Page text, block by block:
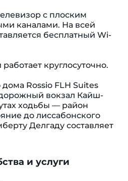
с плоским
каналами. На всей
бесплатный Wi-
круглосуточно.
дома Rossio FLH Suites
вокзал Кайш-
ходьбы — район
до лиссабонского
Делгаду составляет
и услуги